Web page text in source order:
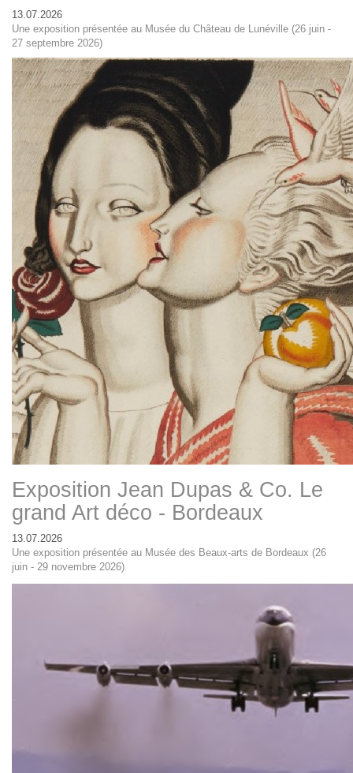
13.07.2026
Une exposition présentée au Musée du Château de Lunéville (26 juin -
27 septembre 2026)
Exposition Jean Dupas & Co. Le
grand Art déco - Bordeaux
13.07.2026
Une exposition présentée au Musée des Beaux-arts de Bordeaux (26
juin - 29 novembre 2026)